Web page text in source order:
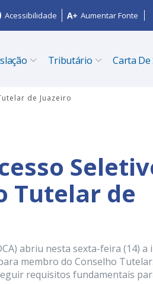
Acessibilidade Aumentar Fonte
Tributário Carta De
de Juazeiro
Tutelar de
abriu nesta sexta-feira (14) a
membro do Conselho
requisitos fundamentais